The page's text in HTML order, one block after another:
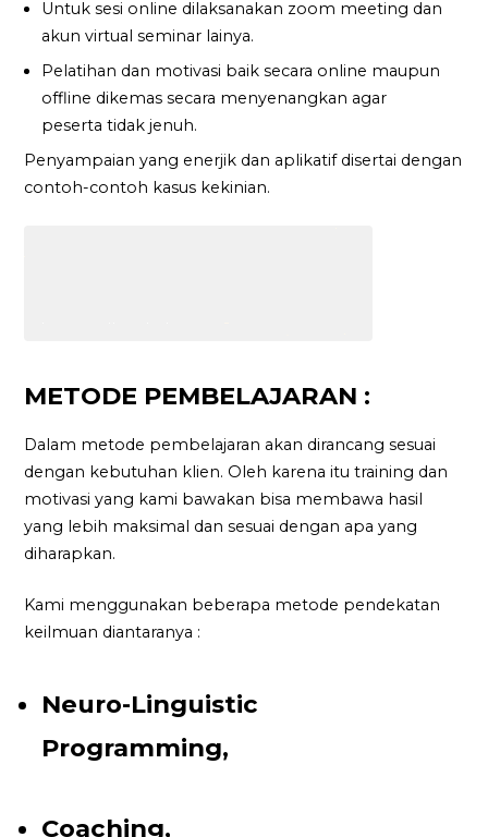
Untuk sesi online dilaksanakan zoom meeting dan
akun virtual seminar lainya.
Pelatihan dan motivasi baik secara online maupun
offline dikemas secara menyenangkan agar
peserta tidak jenuh.
Penyampaian yang enerjik dan aplikatif disertai dengan
contoh-contoh kasus kekinian.
METODE PEMBELAJARAN :
Dalam metode pembelajaran akan dirancang sesuai
dengan kebutuhan klien. Oleh karena itu training dan
motivasi yang kami bawakan bisa membawa hasil
yang lebih maksimal dan sesuai dengan apa yang
diharapkan.
Kami menggunakan beberapa metode pendekatan
keilmuan diantaranya :
Neuro-Linguistic
Programming,
Coaching,